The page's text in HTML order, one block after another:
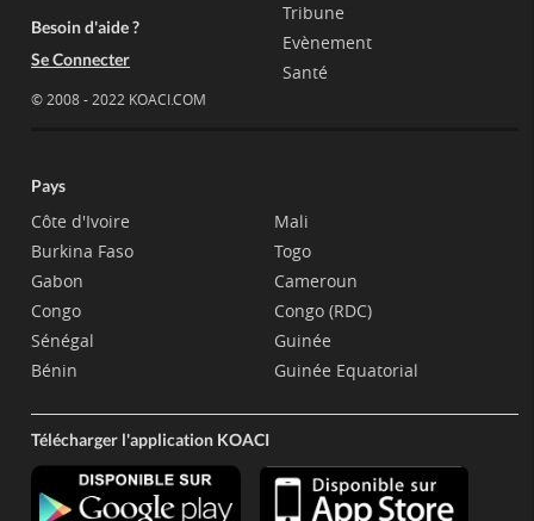
Besoin d'aide ?
Se Connecter
© 2008 - 2022 KOACI.COM
Tribune
Evènement
Santé
Pays
Côte d'Ivoire
Burkina Faso
Gabon
Congo
Sénégal
Bénin
Mali
Togo
Cameroun
Congo (RDC)
Guinée
Guinée Equatorial
Télécharger l'application KOACI